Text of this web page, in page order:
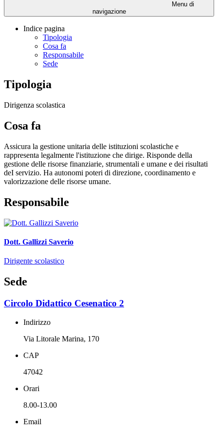
Menu di
navigazione
Indice pagina
Tipologia
Cosa fa
Responsabile
Sede
Tipologia
Dirigenza scolastica
Cosa fa
Assicura la gestione unitaria delle istituzioni scolastiche e
rappresenta legalmente l'istituzione che dirige. Risponde della
gestione delle risorse finanziarie, strumentali e umane e dei risultati
deI servizio. Ha autonomi poteri di direzione, coordinamento e
valorizzazione delle risorse umane.
Responsabile
Dott. Gallizzi Saverio
Dirigente scolastico
Sede
Circolo Didattico Cesenatico 2
Indirizzo
Via Litorale Marina, 170
CAP
47042
Orari
8.00-13.00
Email